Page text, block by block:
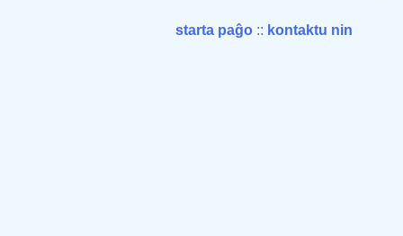
starta paĝo :: kontaktu nin